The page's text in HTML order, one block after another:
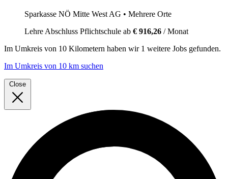
Sparkasse NÖ Mitte West AG • Mehrere Orte
LehreAbschluss Pflichtschule ab € 916,26 / Monat
Im Umkreis von 10 Kilometern haben wir 1 weitere Jobs gefunden.
Im Umkreis von 10 km suchen
Close